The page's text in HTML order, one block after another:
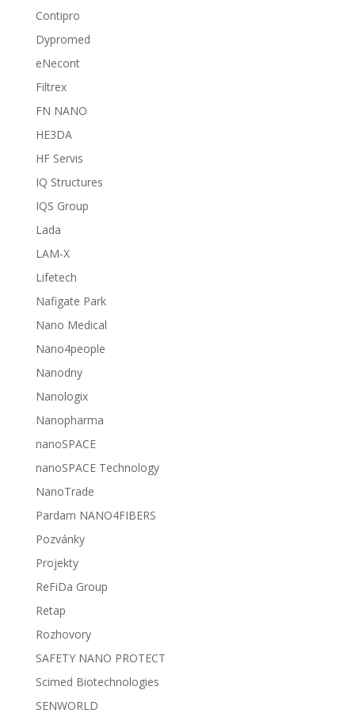
Contipro
Dypromed
eNecont
Filtrex
FN NANO
HE3DA
HF Servis
IQ Structures
IQS Group
Lada
LAM-X
Lifetech
Nafigate Park
Nano Medical
Nano4people
Nanodny
Nanologix
Nanopharma
nanoSPACE
nanoSPACE Technology
NanoTrade
Pardam NANO4FIBERS
Pozvánky
Projekty
ReFiDa Group
Retap
Rozhovory
SAFETY NANO PROTECT
Scimed Biotechnologies
SENWORLD